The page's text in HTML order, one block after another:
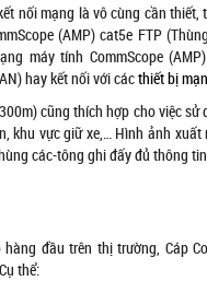
nối mạng là vô cùng cần
(AMP) cat5e FTP
máy tính CommScope
hay kết nối với cácthiết bị
cũng thích hợp cho việc
khu vực giữ xe,… Hình ảnh
các-tông ghi đấy đủ thông
đầu trên thị trường, Cáp
thể: